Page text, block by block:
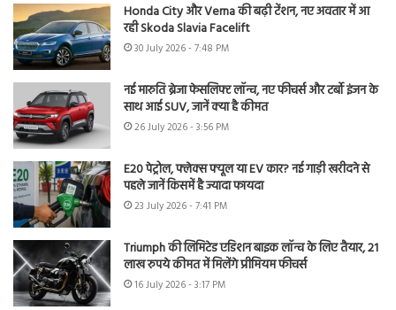
Honda City और Verna की बढ़ी टेंशन, नए अवतार में आ
रही Skoda Slavia Facelift
30 July 2026 - 7:48 PM
नई मारुति ब्रेजा फेसलिफ्ट लॉन्च, नए फीचर्स और टर्बो इंजन के
साथ आई SUV, जानें क्या है कीमत
26 July 2026 - 3:56 PM
E20 पेट्रोल, फ्लेक्स फ्यूल या EV कार? नई गाड़ी खरीदने से
पहले जानें किसमें है ज्यादा फायदा
23 July 2026 - 7:41 PM
Triumph की लिमिटेड एडिशन बाइक लॉन्च के लिए तैयार, 21
लाख रुपये कीमत में मिलेंगे प्रीमियम फीचर्स
16 July 2026 - 3:17 PM